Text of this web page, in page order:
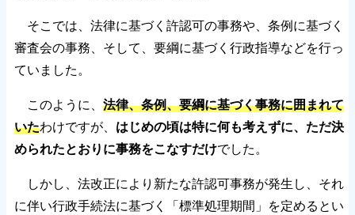
そこでは、法律に基づく許認可の事務や、条例に基づく
審査会の事務、そして、要綱に基づく行政指導などを行っ
ていました。
このように、 法律、条例、要綱に基づく事務に囲まれて
いたわけですが、 はじめの頃は特に何も考えずに、ただ決
められたとおりに事務をこなすだけでした。
しかし、法改正により新たな許認可事務が発生し、それ
に伴い行政手続法に基づく「標準処理期間」を定めるとい